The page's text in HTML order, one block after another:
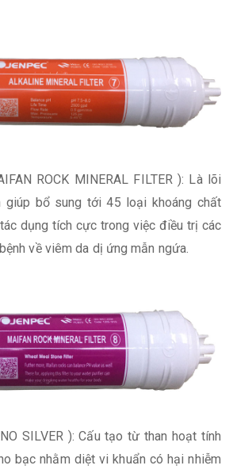
ROCK MINERAL FILTER ): Là lõi
giúp bổ sung tới 45 loại khoáng chất
dụng tích cực trong việc điều trị các
về viêm da dị ứng mẫn ngứa.
SILVER ): Cấu tạo từ than hoạt tính
bạc nhằm diệt vi khuẩn có hại nhiễm